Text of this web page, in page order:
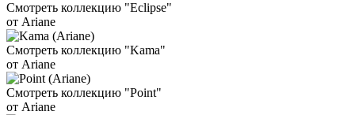
Смотреть коллекцию "Eclipse"
от Ariane
Смотреть коллекцию "Kama"
от Ariane
Смотреть коллекцию "Point"
от Ariane